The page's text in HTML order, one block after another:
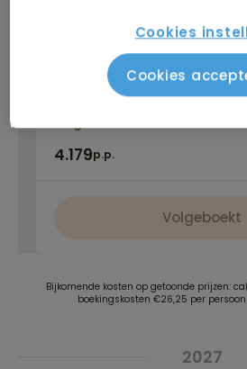
Meer
/ma 28 sep
4.179p.p.
Volgeboekt
Bijkomende kosten op getoonde prijzen:
boekingskosten €26,25 per
2027
Cookies
Cookies